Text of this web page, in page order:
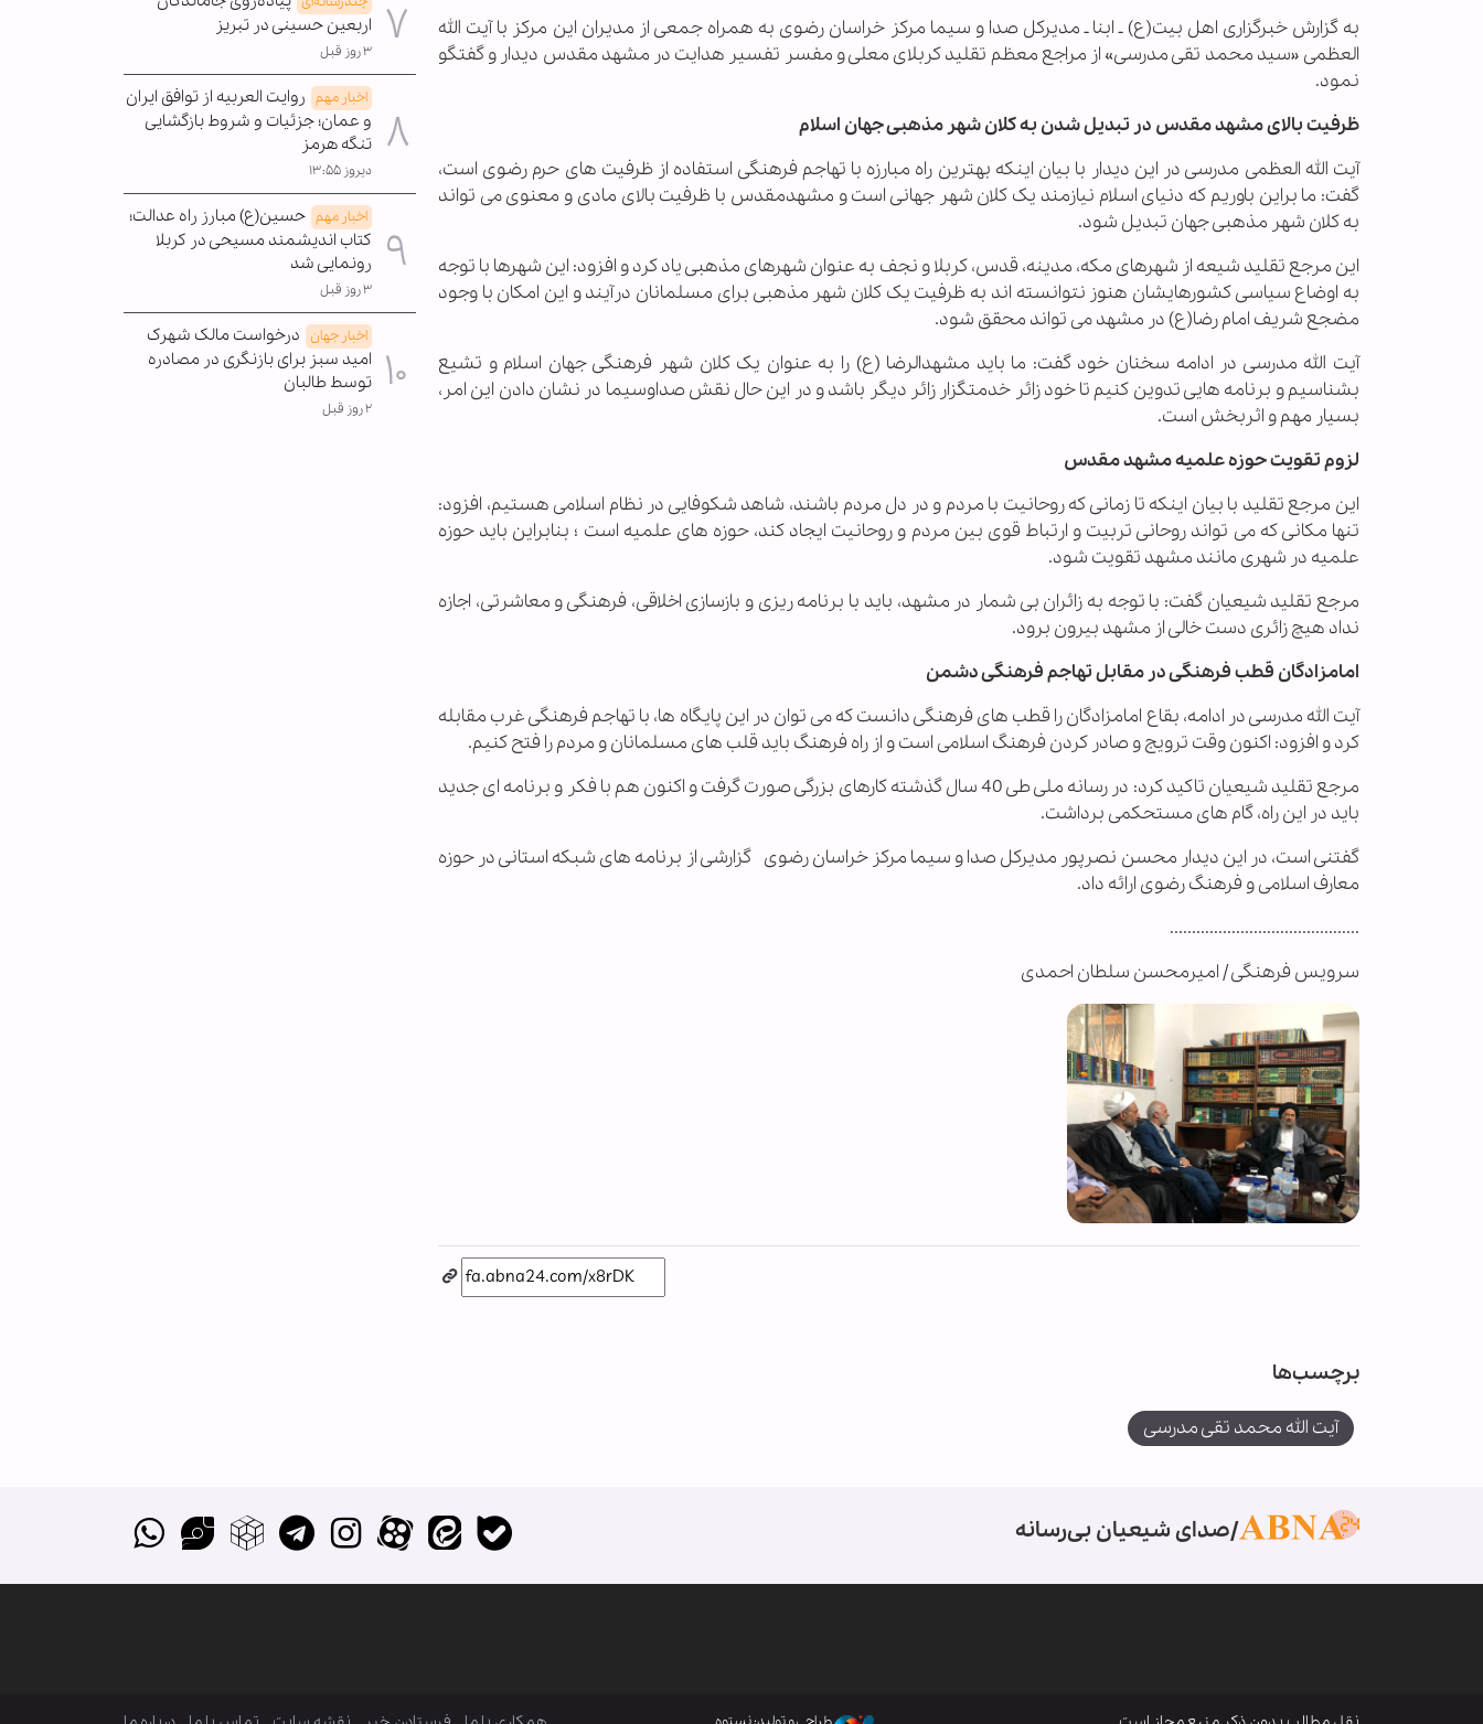
به گزارش خبرگزاری اهل بیت(ع) ـ ابنا ـ مدیرکل صدا و سیما مرکز خراسان رضوی به همراه جمعی از مدیران این مرکز با آیت الله
العظمی «سید محمد تقی مدرسی» از مراجع معظم تقلید کربلای معلی و مفسر تفسیر هدایت در مشهد مقدس دیدار و گفتگو
نمود.
ظرفیت بالای مشهد مقدس در تبدیل شدن به کلان شهر مذهبی جهان اسلام
آیت الله العظمی مدرسی در این دیدار با بیان اینکه بهترین راه مبارزه با تهاجم فرهنگی استفاده از ظرفیت های حرم رضوی است،
گفت: ما براین باوریم که دنیای اسلام نیازمند یک کلان شهر جهانی است و مشهدمقدس با ظرفیت بالای مادی و معنوی می تواند
به کلان شهر مذهبی جهان تبدیل شود.
این مرجع تقلید شیعه از شهرهای مکه، مدینه، قدس، کربلا و نجف به عنوان شهرهای مذهبی یاد کرد و افزود: این شهرها با توجه
به اوضاع سیاسی کشورهایشان هنوز نتوانسته اند به ظرفیت یک کلان شهر مذهبی برای مسلمانان درآیند و این امکان با وجود
مضجع شریف امام رضا(ع) در مشهد می تواند محقق شود.
آیت الله مدرسی در ادامه سخنان خود گفت: ما باید مشهدالرضا (ع) را به عنوان یک کلان شهر فرهنگی جهان اسلام و تشیع
بشناسیم و برنامه هایی تدوین کنیم تا خود زائر خدمتگزار زائر دیگر باشد و در این حال نقش صداوسیما در نشان دادن این امر،
بسیار مهم و اثربخش است.
لزوم تقویت حوزه علمیه مشهد مقدس
این مرجع تقلید با بیان اینکه تا زمانی که روحانیت با مردم و در دل مردم باشند، شاهد شکوفایی در نظام اسلامی هستیم، افزود:
تنها مکانی که می تواند روحانی تربیت و ارتباط قوی بین مردم و روحانیت ایجاد کند، حوزه های علمیه است ؛ بنابراین باید حوزه
علمیه در شهری مانند مشهد تقویت شود.
مرجع تقلید شیعیان گفت: با توجه به زائران بی شمار در مشهد، باید با برنامه ریزی و بازسازی اخلاقی، فرهنگی و معاشرتی، اجازه
نداد هیچ زائری دست خالی از مشهد بیرون برود.
امامزادگان قطب فرهنگی در مقابل تهاجم فرهنگی دشمن
آیت الله مدرسی در ادامه، بقاع امامزادگان را قطب های فرهنگی دانست که می توان در این پایگاه ها، با تهاجم فرهنگی غرب مقابله
کرد و افزود: اکنون وقت ترویج و صادر کردن فرهنگ اسلامی است و از راه فرهنگ باید قلب های مسلمانان و مردم را فتح کنیم.
مرجع تقلید شیعیان تاکید کرد: در رسانه ملی طی 40 سال گذشته کارهای بزرگی صورت گرفت و اکنون هم با فکر و برنامه ای جدید
باید در این راه، گام های مستحکمی برداشت.
گفتنی است، در این دیدار محسن نصرپور مدیرکل صدا و سیما مرکز خراسان رضوی گزارشی از برنامه های شبکه استانی در حوزه
معارف اسلامی و فرهنگ رضوی ارائه داد.
...........................................
سرویس فرهنگی / امیرمحسن سلطان احمدی
برچسب‌ها
آیت الله محمد تقی مدرسی
اربعین حسینی در تبریز
۳ روز قبل
اخبار مهم روایت العربیه از توافق ایران
و عمان؛ جزئیات و شروط بازگشایی
تنگه هرمز
دیروز ۱۳:۵۵
اخبار مهم حسین(ع) مبارز راه عدالت؛
کتاب اندیشمند مسیحی در کربلا
رونمایی شد
۳ روز قبل
اخبار جهان درخواست مالک شهرک
امید سبز برای بازنگری در مصادره
توسط طالبان
۲ روز قبل
صدای شیعیان بی‌رسانه